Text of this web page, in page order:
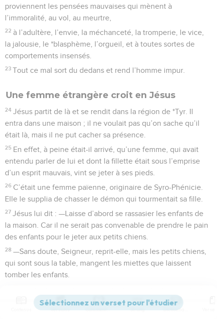
proviennent les pensées mauvaises qui mènent à
l’immoralité, au vol, au meurtre,
22 à l’adultère, l’envie, la méchanceté, la tromperie, le vice,
la jalousie, le *blasphème, l’orgueil, et à toutes sortes de
comportements insensés.
23 Tout ce mal sort du dedans et rend l’homme impur.
Une femme étrangère croit en Jésus
24 Jésus partit de là et se rendit dans la région de *Tyr. Il
entra dans une maison ; il ne voulait pas qu’on sache qu’il
était là, mais il ne put cacher sa présence.
25 En effet, à peine était-il arrivé, qu’une femme, qui avait
entendu parler de lui et dont la fillette était sous l’emprise
d’un esprit mauvais, vint se jeter à ses pieds.
26 C’était une femme païenne, originaire de Syro-Phénicie.
Elle le supplia de chasser le démon qui tourmentait sa fille.
27 Jésus lui dit : —Laisse d’abord se rassasier les enfants de
la maison. Car il ne serait pas convenable de prendre le pain
des enfants pour le jeter aux petits chiens.
28 —Sans doute, Seigneur, reprit-elle, mais les petits chiens,
qui sont sous la table, mangent les miettes que laissent
tomber les enfants.
retourne chez toi, le démon vient de sortir de ta fille.
Versions Commentaires Strong